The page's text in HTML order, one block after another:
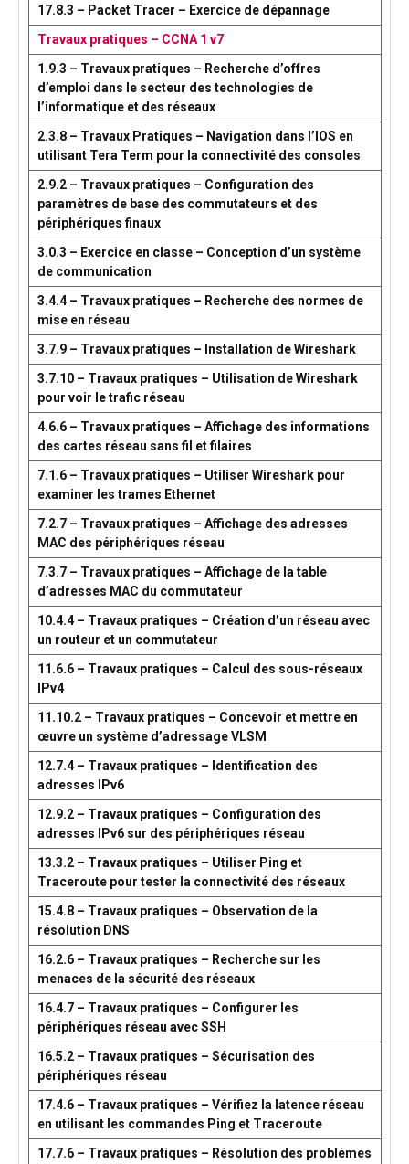
17.8.3 – Packet Tracer – Exercice de dépannage
Travaux pratiques – CCNA 1 v7
1.9.3 – Travaux pratiques – Recherche d’offres
d’emploi dans le secteur des technologies de
l’informatique et des réseaux
2.3.8 – Travaux Pratiques – Navigation dans l’IOS en
utilisant Tera Term pour la connectivité des consoles
2.9.2 – Travaux pratiques – Configuration des
paramètres de base des commutateurs et des
périphériques finaux
3.0.3 – Exercice en classe – Conception d’un système
de communication
3.4.4 – Travaux pratiques – Recherche des normes de
mise en réseau
3.7.9 – Travaux pratiques – Installation de Wireshark
3.7.10 – Travaux pratiques – Utilisation de Wireshark
pour voir le trafic réseau
4.6.6 – Travaux pratiques – Affichage des informations
des cartes réseau sans fil et filaires
7.1.6 – Travaux pratiques – Utiliser Wireshark pour
examiner les trames Ethernet
7.2.7 – Travaux pratiques – Affichage des adresses
MAC des périphériques réseau
7.3.7 – Travaux pratiques – Affichage de la table
d’adresses MAC du commutateur
10.4.4 – Travaux pratiques – Création d’un réseau avec
un routeur et un commutateur
11.6.6 – Travaux pratiques – Calcul des sous-réseaux
IPv4
11.10.2 – Travaux pratiques – Concevoir et mettre en
œuvre un système d’adressage VLSM
12.7.4 – Travaux pratiques – Identification des
adresses IPv6
12.9.2 – Travaux pratiques – Configuration des
adresses IPv6 sur des périphériques réseau
13.3.2 – Travaux pratiques – Utiliser Ping et
Traceroute pour tester la connectivité des réseaux
15.4.8 – Travaux pratiques – Observation de la
résolution DNS
16.2.6 – Travaux pratiques – Recherche sur les
menaces de la sécurité des réseaux
16.4.7 – Travaux pratiques – Configurer les
périphériques réseau avec SSH
16.5.2 – Travaux pratiques – Sécurisation des
périphériques réseau
17.4.6 – Travaux pratiques – Vérifiez la latence réseau
en utilisant les commandes Ping et Traceroute
17.7.6 – Travaux pratiques – Résolution des problèmes